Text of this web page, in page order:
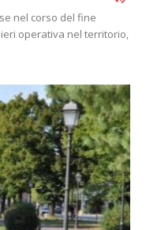
nel corso del fine
operativa nel territorio,